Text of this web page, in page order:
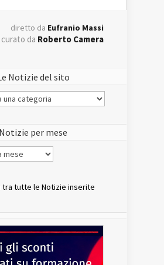
diretto da Eufranio Massi
da Roberto Camera
Notizie del sito
Notizie per mese
tra tutte le Notizie inserite